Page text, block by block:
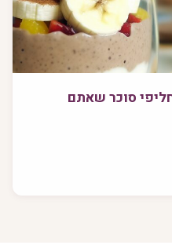
סוכר שאתם